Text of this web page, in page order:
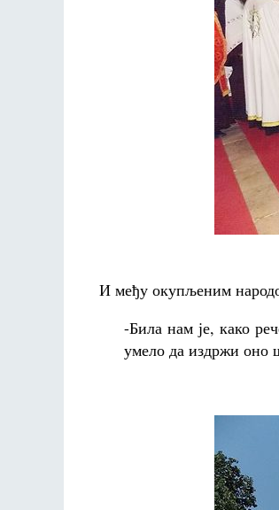
И међу окупљеним
-Била нам је, како
умело да издржи оно